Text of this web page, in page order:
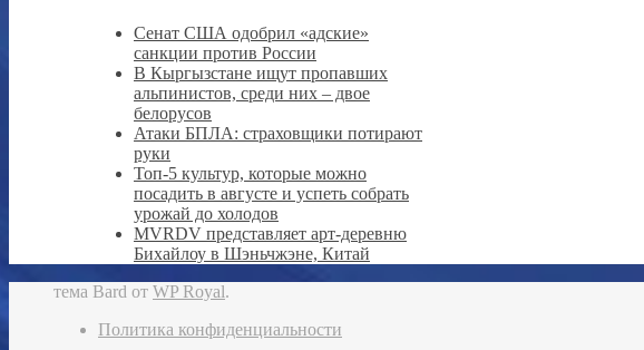
Сенат США одобрил «адские»
санкции против России
В Кыргызстане ищут пропавших
альпинистов, среди них – двое
белорусов
Атаки БПЛА: страховщики потирают
руки
Топ-5 культур, которые можно
посадить в августе и успеть собрать
урожай до холодов
MVRDV представляет арт-деревню
Бихайлоу в Шэньчжэне, Китай
тема Bard от WP Royal.
Политика конфиденциальности